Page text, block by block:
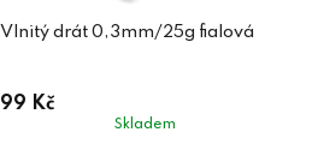
Vlnitý drát 0,3mm/25g fialová
99 Kč
Skladem